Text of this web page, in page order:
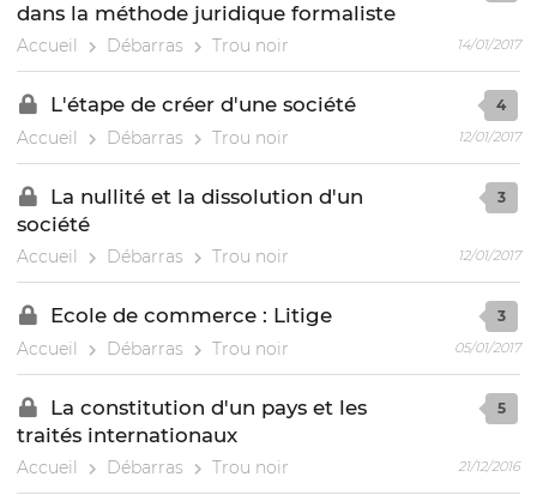
dans la méthode juridique formaliste
Accueil Débarras Trou noir 14/01/2017
L'étape de créer d'une société
Accueil Débarras Trou noir
4
12/01/2017
La nullité et la dissolution d'un
société
Accueil Débarras Trou noir
3
12/01/2017
Ecole de commerce : Litige
Accueil Débarras Trou noir
3
05/01/2017
La constitution d'un pays et les
traités internationaux
Accueil Débarras Trou noir
5
21/12/2016